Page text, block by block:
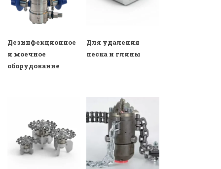
Дезинфекционное
и моечное
оборудование
Для удаления
песка и глины